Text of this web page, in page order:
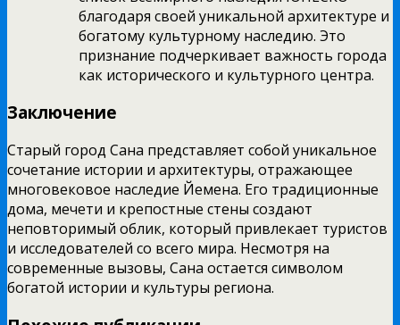
благодаря своей уникальной архитектуре и
богатому культурному наследию. Это
признание подчеркивает важность города
как исторического и культурного центра.
Заключение
Старый город Сана представляет собой уникальное
сочетание истории и архитектуры, отражающее
многовековое наследие Йемена. Его традиционные
дома, мечети и крепостные стены создают
неповторимый облик, который привлекает туристов
и исследователей со всего мира. Несмотря на
современные вызовы, Сана остается символом
богатой истории и культуры региона.